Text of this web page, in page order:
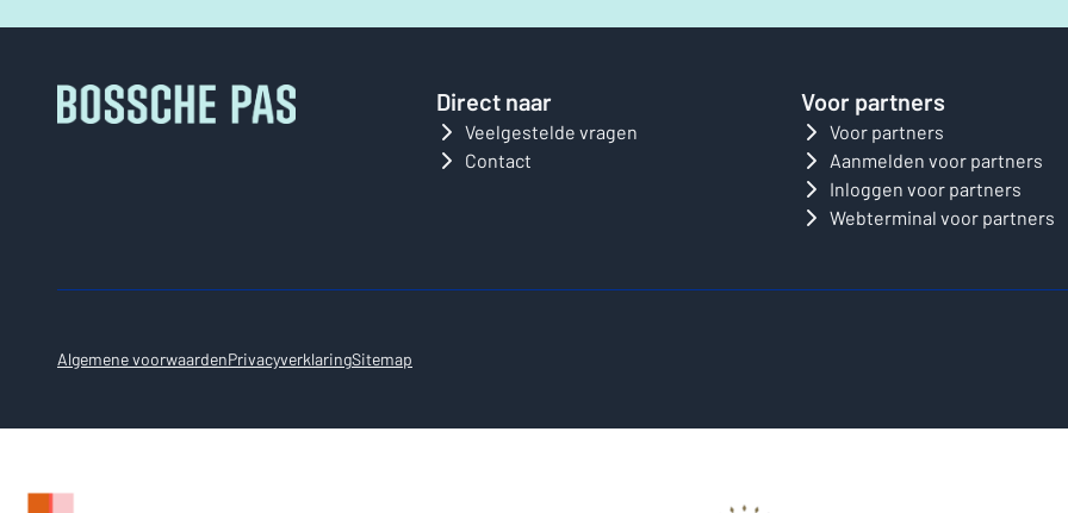
Direct naar
Veelgestelde vragen
Contact
Voor partners
Voor partners
Aanmelden voor partners
Inloggen voor partners
Webterminal voor partners
Algemene voorwaardenPrivacyverklaringSitemap